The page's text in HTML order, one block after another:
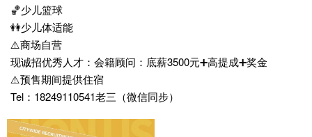
🏀少儿篮球
👭少儿体适能
⚠️商场自营
现诚招优秀人才：会籍顾问：底薪3500元➕高提成➕奖金
⚠️预售期间提供住宿
Tel：18249110541老三（微信同步）